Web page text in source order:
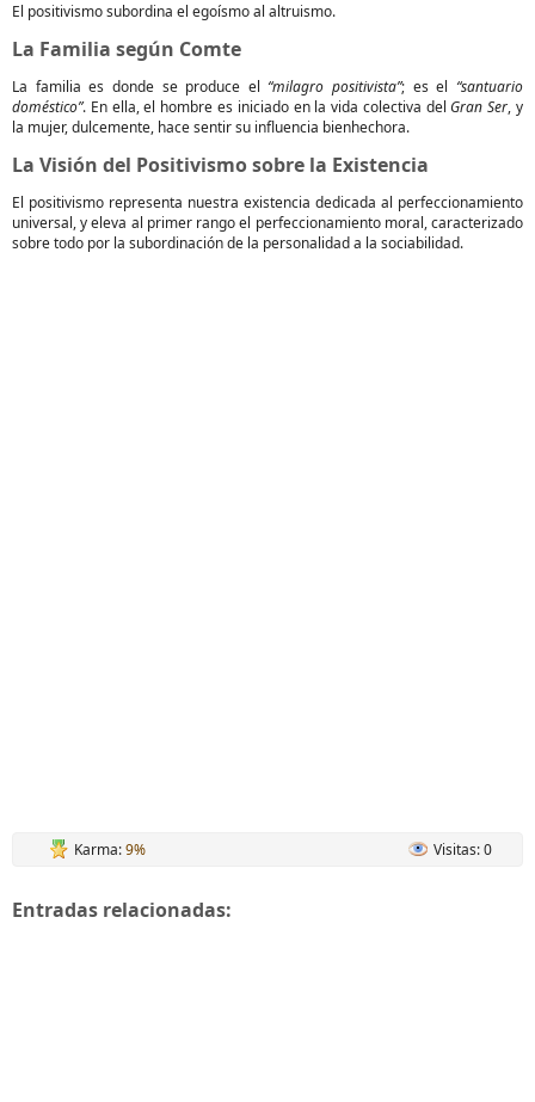
El positivismo subordina el egoísmo al altruismo.
La Familia según Comte
La familia es donde se produce el“milagro positivista”; es el“santuario
doméstico”. En ella, el hombre es iniciado en la vida colectiva delGran Ser, y
la mujer, dulcemente, hace sentir su influencia bienhechora.
La Visión del Positivismo sobre la Existencia
El positivismo representa nuestra existencia dedicada al perfeccionamiento
universal, y eleva al primer rango el perfeccionamiento moral, caracterizado
sobre todo por la subordinación de la personalidad a la sociabilidad.
Karma:9% Visitas: 0
Entradas relacionadas: